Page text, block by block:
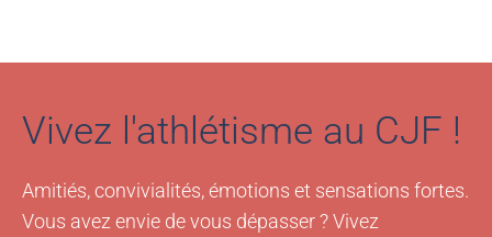
Vivez l'athlétisme au CJF !
Amitiés, convivialités, émotions et sensations fortes.
Vous avez envie de vous dépasser ? Vivez